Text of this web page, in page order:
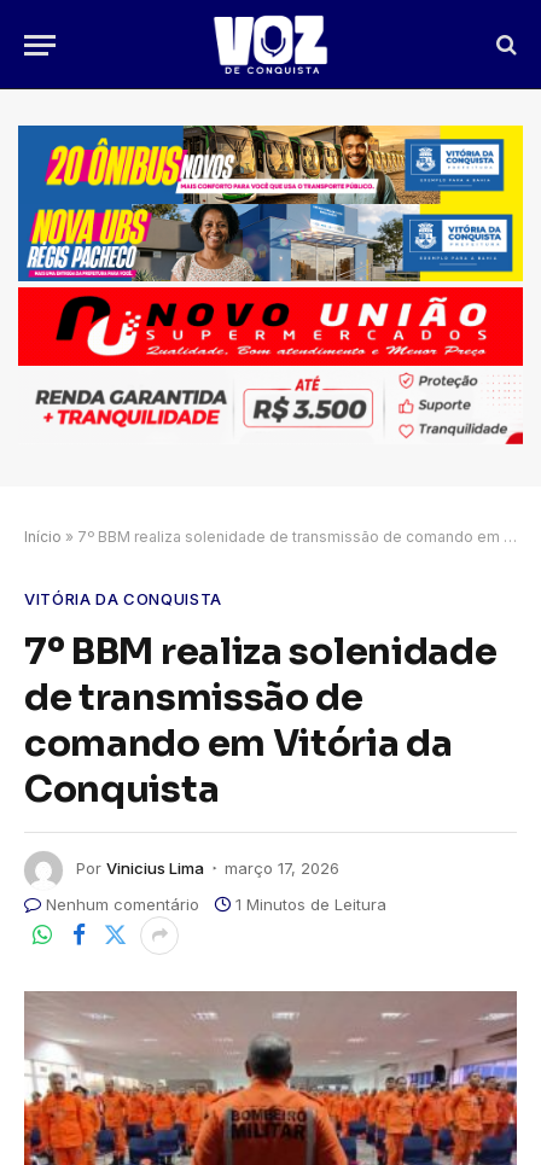
Início » 7º BBM realiza solenidade de transmissão de comando em Vitória da Conquista
VITÓRIA DA CONQUISTA
7º BBM realiza solenidade
de transmissão de
comando em Vitória da
Conquista
Por Vinicius Lima
março 17, 2026
Nenhum comentário
1 Minutos de Leitura